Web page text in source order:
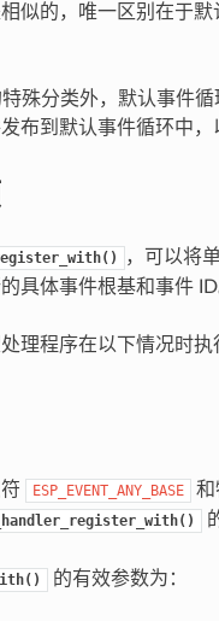
似的，唯一区别在于
殊分类外，默认事件
布到默认事件循环中，
，可以将
具体事件根基和事件 ID
理程序在以下情况时执
ESP_EVENT_ANY_BASE 和
的有效参数为：